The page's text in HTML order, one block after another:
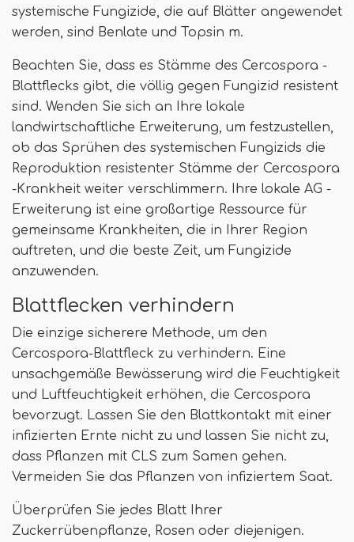
systemische Fungizide, die auf Blätter angewendet
werden, sind Benlate und Topsin m.
Beachten Sie, dass es Stämme des Cercospora -
Blattflecks gibt, die völlig gegen Fungizid resistent
sind. Wenden Sie sich an Ihre lokale
landwirtschaftliche Erweiterung, um festzustellen,
ob das Sprühen des systemischen Fungizids die
Reproduktion resistenter Stämme der Cercospora
-Krankheit weiter verschlimmern. Ihre lokale AG -
Erweiterung ist eine großartige Ressource für
gemeinsame Krankheiten, die in Ihrer Region
auftreten, und die beste Zeit, um Fungizide
anzuwenden.
Blattflecken verhindern
Die einzige sicherere Methode, um den
Cercospora-Blattfleck zu verhindern. Eine
unsachgemäße Bewässerung wird die Feuchtigkeit
und Luftfeuchtigkeit erhöhen, die Cercospora
bevorzugt. Lassen Sie den Blattkontakt mit einer
infizierten Ernte nicht zu und lassen Sie nicht zu,
dass Pflanzen mit CLS zum Samen gehen.
Vermeiden Sie das Pflanzen von infiziertem Saat.
Überprüfen Sie jedes Blatt Ihrer
Zuckerrübenpflanze, Rosen oder diejenigen.